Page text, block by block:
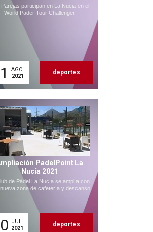
Parejas participan en La Nucia en el
World Pader Tour Challenger
AGO.
2021
deportes
PadelPoint La
Nucía 2021
de Pádel La Nucía se amplía con
zona de cafetería y descanso
JUL.
2021
deportes